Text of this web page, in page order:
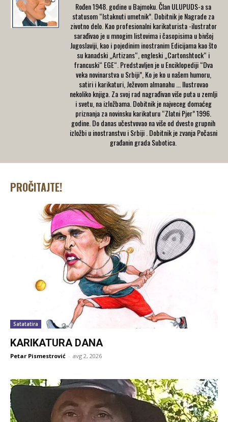
Rođen 1948. godine u Bajmoku. Član ULUPUDS-a sa
statusom “Istaknuti umetnik”. Dobitnik je Nagrade za
zivotno delo. Kao profesionalni karikaturista -ilustrator
sarađivao je u mnogim listovima i časopisima u bivšoj
Jugoslaviji, kao i pojedinim inostranim Edicijama kao što
su kanadski „Artizans“, engleski „Cartonshtock“ i
francuski“ EGE“. Predstavljen je u Enciklopediji “Dva
veka novinarstva u Srbiji”, Ko je ko u našem humoru,
satiri i karikaturi, Ježevom almanahu ... Ilustrovao
nekoliko knjiga. Za svoj rad nagrađivan više puta u zemlji
i svetu, na izložbama. Dobitnik je najveceg domaćeg
priznanja za novinsku karikaturu “Zlatni Pjer” 1996.
godine. Do danas učestvovao na više od dvesto grupnih
izložbi u inostranstvu i Srbiji . Dobitnik je zvanja Počasni
građanin grada Subotica.
PROČITAJTE!
Satatatira
KARIKATURA DANA
Petar Pismestrović - avg 2, 2026